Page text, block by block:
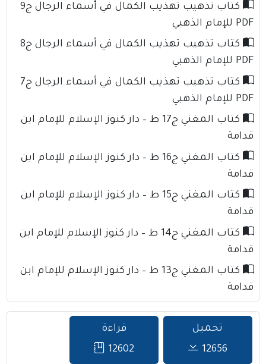
كتاب تذهيب تهذيب الكمال في أسماء الرجال ج9
PDF للإمام الذهبي
كتاب تذهيب تهذيب الكمال في أسماء الرجال ج8
PDF للإمام الذهبي
كتاب تذهيب تهذيب الكمال في أسماء الرجال ج7
PDF للإمام الذهبي
كتاب المغني ج17 ط – دار كنوز الإسلام للإمام ابن
قدامة
كتاب المغني ج16 ط – دار كنوز الإسلام للإمام ابن
قدامة
كتاب المغني ج15 ط – دار كنوز الإسلام للإمام ابن
قدامة
كتاب المغني ج14 ط – دار كنوز الإسلام للإمام ابن
قدامة
كتاب المغني ج13 ط – دار كنوز الإسلام للإمام ابن
قدامة
تحميل
12656
قراءة
12602